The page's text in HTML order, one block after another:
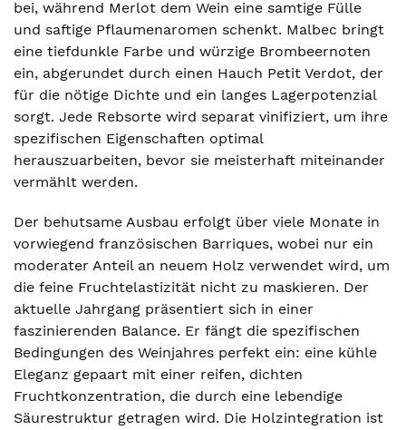
bei, während Merlot dem Wein eine samtige Fülle
und saftige Pflaumenaromen schenkt. Malbec bringt
eine tiefdunkle Farbe und würzige Brombeernoten
ein, abgerundet durch einen Hauch Petit Verdot, der
für die nötige Dichte und ein langes Lagerpotenzial
sorgt. Jede Rebsorte wird separat vinifiziert, um ihre
spezifischen Eigenschaften optimal
herauszuarbeiten, bevor sie meisterhaft miteinander
vermählt werden.
Der behutsame Ausbau erfolgt über viele Monate in
vorwiegend französischen Barriques, wobei nur ein
moderater Anteil an neuem Holz verwendet wird, um
die feine Fruchtelastizität nicht zu maskieren. Der
aktuelle Jahrgang präsentiert sich in einer
faszinierenden Balance. Er fängt die spezifischen
Bedingungen des Weinjahres perfekt ein: eine kühle
Eleganz gepaart mit einer reifen, dichten
Fruchtkonzentration, die durch eine lebendige
Säurestruktur getragen wird. Die Holzintegration ist